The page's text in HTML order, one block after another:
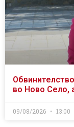
во Ново Село,
09/08/2026 13:00